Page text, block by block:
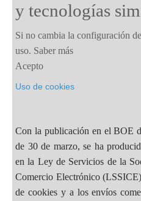
y tecnologías
Si no cambia la configuración
uso. Saber más
Acepto
Uso de cookies
Con la publicación en el BOE
de 30 de marzo, se ha
en la Ley de Servicios de la
Comercio Electrónico
de cookies y a los envíos